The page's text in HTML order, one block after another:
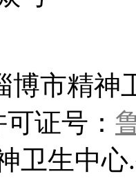
博市精神
证号：
卫生中心